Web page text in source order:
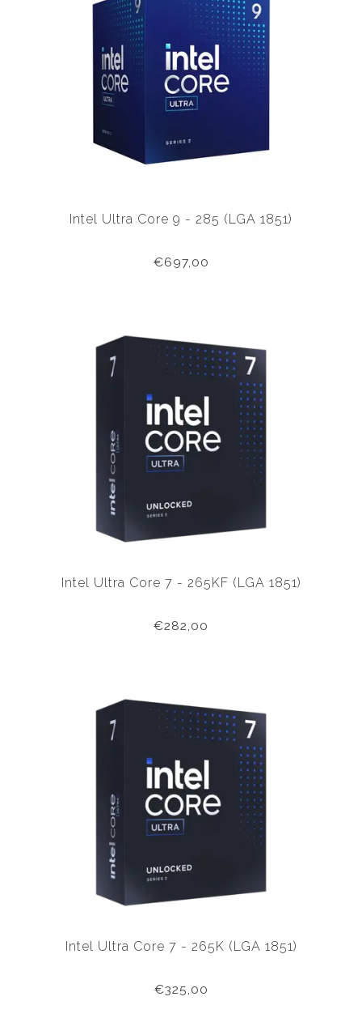
Intel Ultra Core 9 - 285 (LGA 1851)
€697,00
Intel Ultra Core 7 - 265KF (LGA 1851)
€282,00
Intel Ultra Core 7 - 265K (LGA 1851)
€325,00